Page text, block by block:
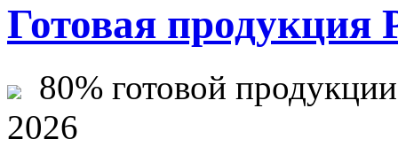
Готовая продукция
80% готовой
2026